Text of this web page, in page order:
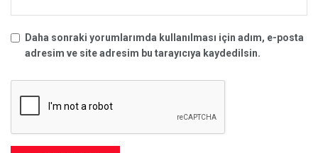
Daha sonraki yorumlarımda kullanılması için adım, e-posta
adresim ve site adresim bu tarayıcıya kaydedilsin.